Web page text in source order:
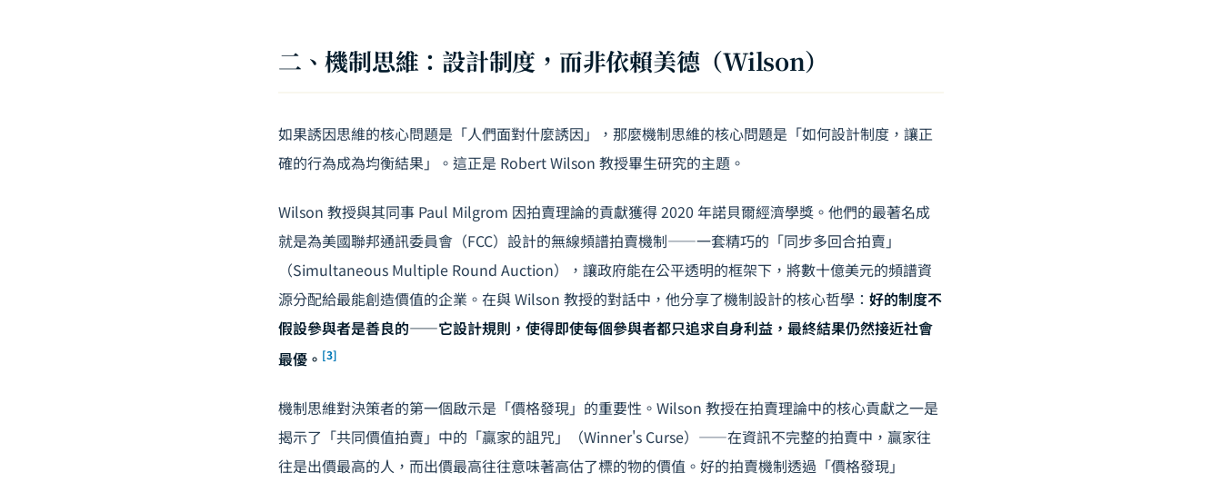
二、機制思維：設計制度，而非依賴美德（Wilson）
如果誘因思維的核心問題是「人們面對什麼誘因」，那麼機制思維的核心問題是「如何設計制度，讓正
確的行為成為均衡結果」。這正是 Robert Wilson 教授畢生研究的主題。
Wilson 教授與其同事 Paul Milgrom 因拍賣理論的貢獻獲得 2020 年諾貝爾經濟學獎。他們的最著名成
就是為美國聯邦通訊委員會（FCC）設計的無線頻譜拍賣機制——一套精巧的「同步多回合拍賣」
（Simultaneous Multiple Round Auction），讓政府能在公平透明的框架下，將數十億美元的頻譜資
源分配給最能創造價值的企業。在與 Wilson 教授的對話中，他分享了機制設計的核心哲學： 好的制度不
假設參與者是善良的——它設計規則，使得即使每個參與者都只追求自身利益，最終結果仍然接近社會
最優。 [3]
機制思維對決策者的第一個啟示是「價格發現」的重要性。Wilson 教授在拍賣理論中的核心貢獻之一是
揭示了「共同價值拍賣」中的「贏家的詛咒」（Winner's Curse）——在資訊不完整的拍賣中，贏家往
往是出價最高的人，而出價最高往往意味著高估了標的物的價值。好的拍賣機制透過「價格發現」